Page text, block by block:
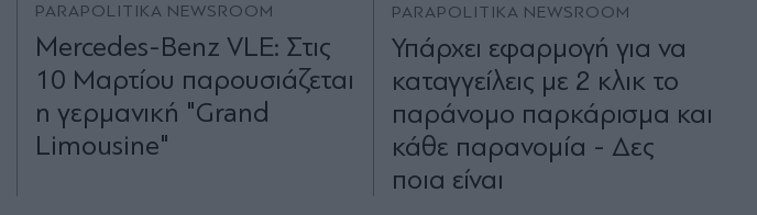
PARAPOLITIKA NEWSROOM
Mercedes-Benz VLE: Στις
10 Μαρτίου παρουσιάζεται
η γερμανική "Grand
Limousine"
PARAPOLITIKA NEWSROOM
Υπάρχει εφαρμογή για να
καταγγείλεις με 2 κλικ το
παράνομο παρκάρισμα και
κάθε παρανομία - Δες
ποια είναι